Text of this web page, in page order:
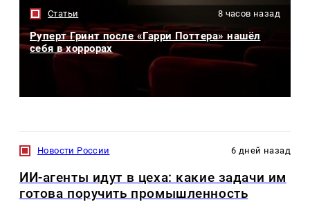
Статьи 8 часов назад
Руперт Гринт после «Гарри Поттера» нашёл
себя в хоррорах
Новости России 6 дней назад
ИИ-агенты идут в цеха: какие задачи им
готова поручить промышленность